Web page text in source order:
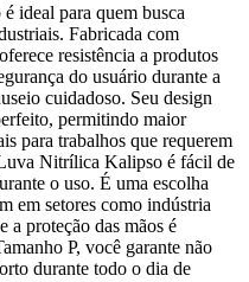
ideal para quem busca
Fabricada com
resistência a produtos
do usuário durante a
cuidadoso. Seu design
permitindo maior
para trabalhos que requerem
Nitrílica Kalipso é fácil de
o uso. É uma escolha
em setores como indústria
a proteção das mãos é
P, você garante não
durante todo o dia de